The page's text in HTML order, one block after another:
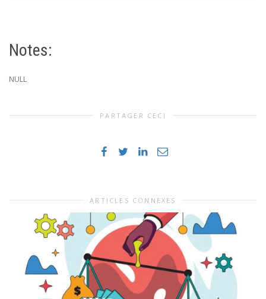
Notes:
NULL
PARTAGER CECI
ARTICLES CONNEXES